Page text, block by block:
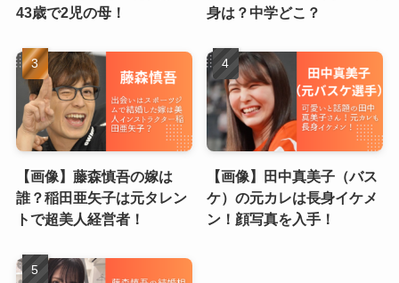
43歳で2児の母！
身は？中学どこ？
【画像】藤森慎吾の嫁は
誰？稲田亜矢子は元タレン
トで超美人経営者！
【画像】田中真美子（バス
ケ）の元カレは長身イケメ
ン！顔写真を入手！